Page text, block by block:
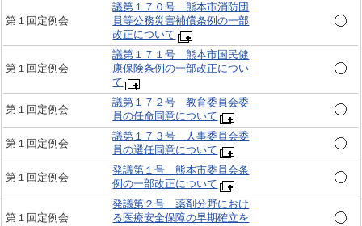
第１回定例会
議第１７０号 熊本市消防団
員等公務災害補償条例の一部
改正について
第１回定例会
議第１７１号 熊本市国民健
康保険条例の一部改正につい
て
第１回定例会
議第１７２号 教育委員会委
員の任命同意について
第１回定例会
議第１７３号 人事委員会委
員の選任同意について
第１回定例会
発議第１号 熊本市委員会条
例の一部改正について
第１回定例会
発議第２号 薬剤分野におけ
る医療安全保障の早期確立を